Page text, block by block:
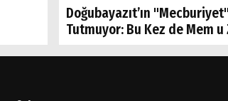
Doğubayazıt’ın
Tutmuyor: Bu Kez de Mem u